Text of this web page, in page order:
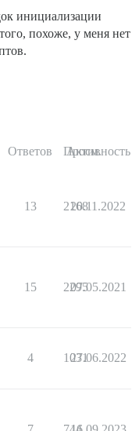
инициализации
похоже, у меня нет
Ответов Просм.
Активность
13 2168
20.11.2022
15 2295
07.05.2021
4 1031
27.06.2022